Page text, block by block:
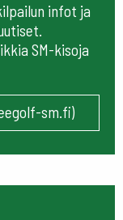
infot ja
SM-kisoja
sm.fi)